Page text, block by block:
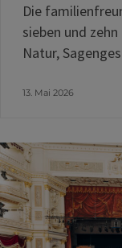
Die
sieben und
Natur,
13. Mai 2026